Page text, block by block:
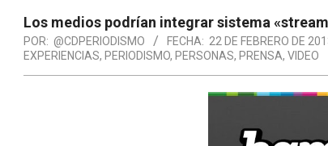
Los medios podrían integrar sistema
POR: @CDPERIODISMO FECHA: 22 DE FEBRERO DE
EXPERIENCIAS, PERIODISMO, PERSONAS, PRENSA, VIDEO